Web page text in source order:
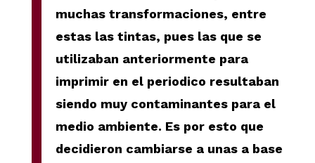
muchas transformaciones, entre
estas las tintas, pues las que se
utilizaban anteriormente para
imprimir en el periodico resultaban
siendo muy contaminantes para el
medio ambiente. Es por esto que
decidieron cambiarse a unas a base